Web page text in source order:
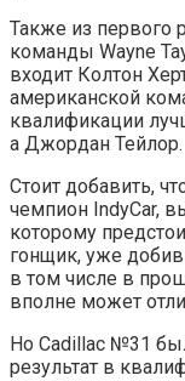
Также из первого
команды Wayne
входит Колтон
американской
квалификации
а Джордан Тейлор.
Стоит добавить,
чемпион IndyCar,
которому
гонщик, уже
в том числе в
вполне может
Но Cadillac №31
результат в